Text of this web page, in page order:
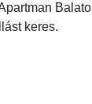
keres.